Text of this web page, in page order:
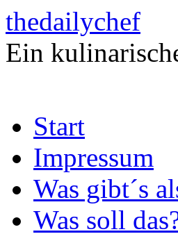
thedailychef
Ein
Inhalt
springenStart
Impressum
Was gibt´s
Was soll